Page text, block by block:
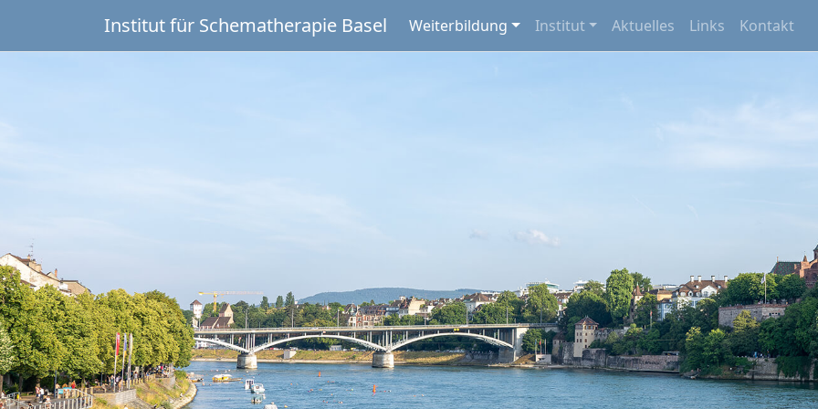
Institut für Schematherapie Basel Weiterbildung Institut Aktuelles Links Kontakt